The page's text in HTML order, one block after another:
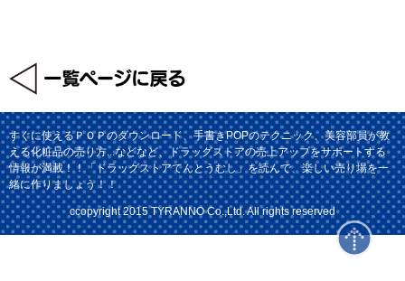
すぐに使えるＰＯＰのダウンロード、手書きPOPのテクニック、美容部員が教
える化粧品の売り方...などなど、ドラッグストアの売上アップをサポートする
情報が満載！！「ドラッグストアてんとうむし」を読んで、楽しい売り場を一
緒に作りましょう！！
ccopyright 2015 TYRANNO Co.,Ltd. All rights reserved